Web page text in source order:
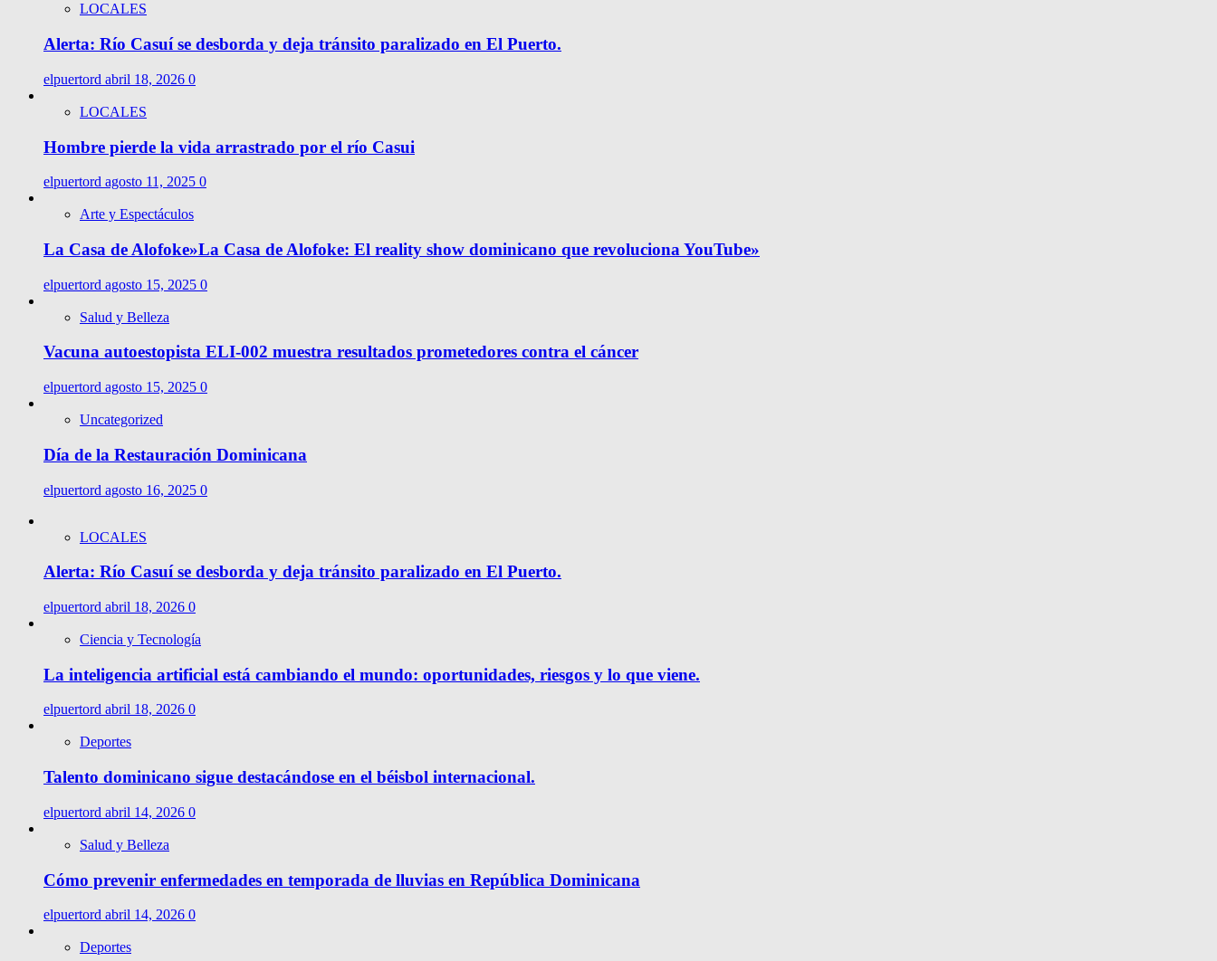
LOCALES
Alerta: Río Casuí se desborda y deja tránsito paralizado en El Puerto.
elpuertord abril 18, 2026 0
LOCALES
Hombre pierde la vida arrastrado por el río Casui
elpuertord agosto 11, 2025 0
Arte y Espectáculos
La Casa de Alofoke»La Casa de Alofoke: El reality show dominicano que revoluciona YouTube»
elpuertord agosto 15, 2025 0
Salud y Belleza
Vacuna autoestopista ELI-002 muestra resultados prometedores contra el cáncer
elpuertord agosto 15, 2025 0
Uncategorized
Día de la Restauración Dominicana
elpuertord agosto 16, 2025 0
LOCALES
Alerta: Río Casuí se desborda y deja tránsito paralizado en El Puerto.
elpuertord abril 18, 2026 0
Ciencia y Tecnología
La inteligencia artificial está cambiando el mundo: oportunidades, riesgos y lo que viene.
elpuertord abril 18, 2026 0
Deportes
Talento dominicano sigue destacándose en el béisbol internacional.
elpuertord abril 14, 2026 0
Salud y Belleza
Cómo prevenir enfermedades en temporada de lluvias en República Dominicana
elpuertord abril 14, 2026 0
Deportes